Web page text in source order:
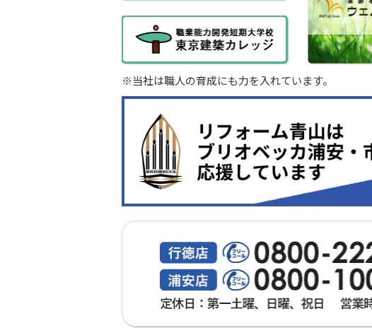
※当社は職人の育成にも力を入れています。